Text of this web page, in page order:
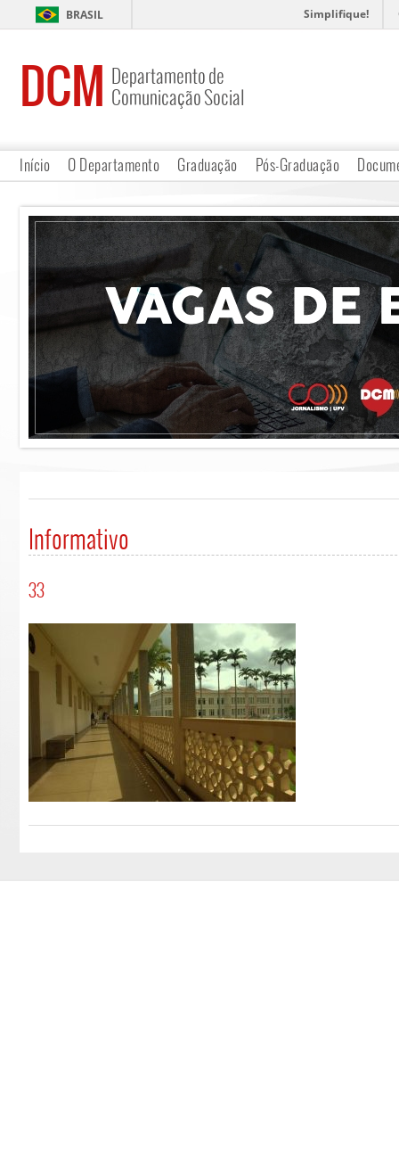
BRASIL Simplifique!
DCM Departamento de
Comunicação Social
Início O Departamento Graduação Pós-Graduação
Informativo
33